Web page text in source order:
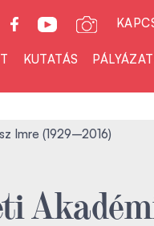
KUTATÁS
Imre (1929–2016)